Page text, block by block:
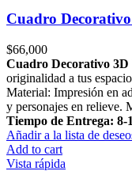
Cuadro
$66,000
Cuadro Decorativo
originalidad a tus
Material: Impresión en
y personajes en relieve.
Tiempo de Entrega: 8-
Añadir a la lista de
Add to cart
Vista rápida